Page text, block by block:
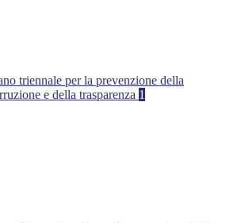
triennale per la prevenzione della
e della trasparenza 1